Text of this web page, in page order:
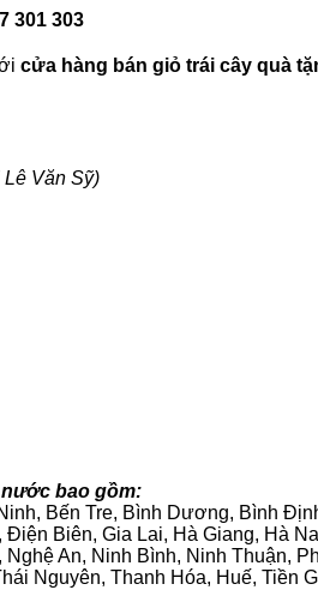
301 303
cửa hàng bán giỏ trái cây quà
Văn Sỹ)
nước bao gồm:
Bến Tre, Bình Dương, Bình
Biên, Gia Lai, Hà Giang, Hà
An, Ninh Bình, Ninh Thuận,
Nguyên, Thanh Hóa, Huế, Tiền